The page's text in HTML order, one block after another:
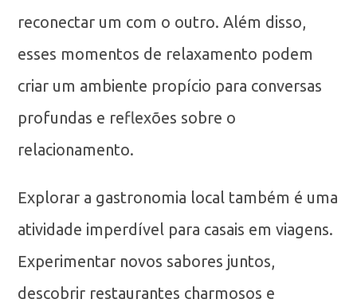
reconectar um com o outro. Além disso,
esses momentos de relaxamento podem
criar um ambiente propício para conversas
profundas e reflexões sobre o
relacionamento.
Explorar a gastronomia local também é uma
atividade imperdível para casais em viagens.
Experimentar novos sabores juntos,
descobrir restaurantes charmosos e